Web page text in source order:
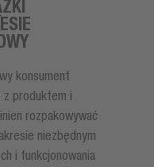
konsument
z produktem i
rozpakowywać
niezbędnym
i funkcjonowania